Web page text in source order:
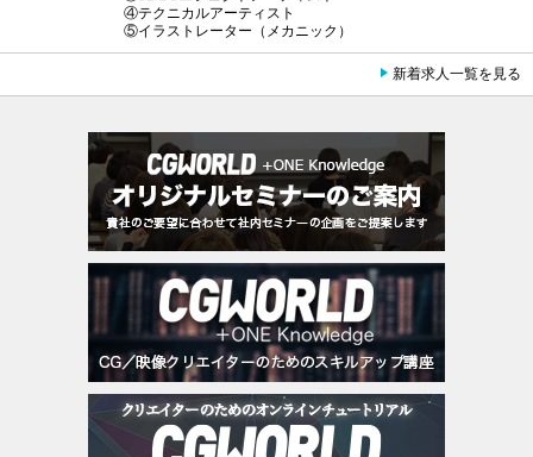
④テクニカルアーティスト
⑤イラストレーター（メカニック）
新着求人一覧を見る